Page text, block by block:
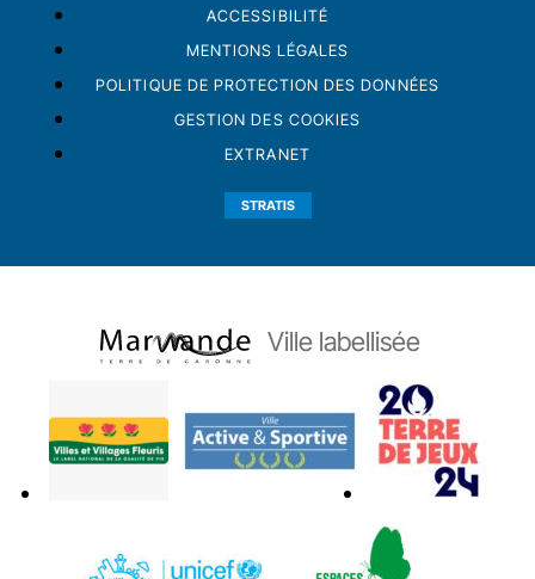
ACCESSIBILITÉ
MENTIONS LÉGALES
POLITIQUE DE PROTECTION DES DONNÉES
GESTION DES COOKIES
EXTRANET
STRATIS
Ville labellisée